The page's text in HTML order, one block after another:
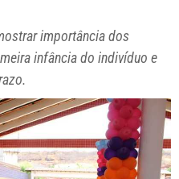
importância dos
infância do indivíduo e